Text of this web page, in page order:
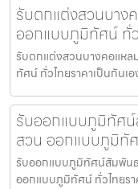
รับตกแต่งสวนบาง
ออกแบบภูมิทัศน์ ทั่
รับตกแต่งสวนบางคอแห
ทัศน์ ทั่วไทยราคาเป็นกันเ
รับออกแบบภูมิทัศ
สวน ออกแบบภูมิทั
รับออกแบบภูมิทัศน์สัมพัน
ออกแบบภูมิทัศน์ ทั่วไทยร